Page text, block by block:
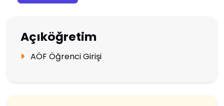
Açıköğretim
AÖF Öğrenci Girişi